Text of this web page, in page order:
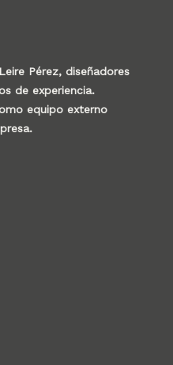
Pérez, diseñadores
de experiencia.
equipo externo